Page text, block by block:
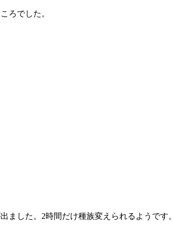
ろでした。
ました。2時間だけ種族変えられるようです。